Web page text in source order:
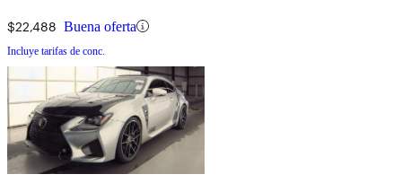
$22,488 Buena oferta
Incluye tarifas de conc.